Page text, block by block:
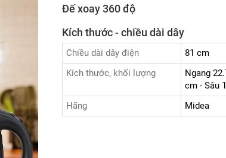
Đế xoay 360 độ
Kích thước - chiều dài dây
Chiều dài dây điện
81 cm
Kích thước, khối lượng
Ngang
cm - Sâu
Hãng
Midea